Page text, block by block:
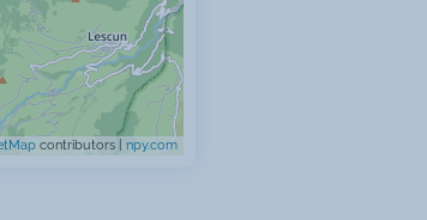
contributors | npy.com